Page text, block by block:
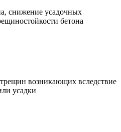
снижение усадочных
бетона
возникающих вследствие
усадки